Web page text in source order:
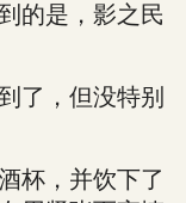
的是，影之民
，但没特别
杯，并饮下了